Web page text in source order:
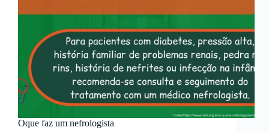
Oque faz um nefrologista